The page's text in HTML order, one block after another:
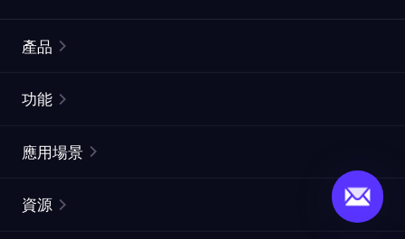
產品
靜態住宅代理
功能
ISP代理
應用場景
資源